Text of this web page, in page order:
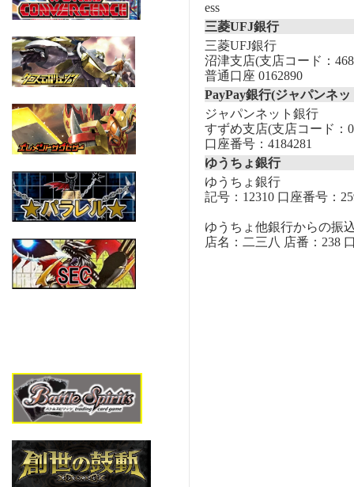
ess
三菱UFJ銀行
三菱UFJ銀行
沼津支店(支店コード：
普通口座 0162890
PayPay銀行(ジャパンネ
ジャパンネット銀行
すずめ支店(支店コード：
口座番号：4184281
ゆうちょ銀行
ゆうちょ銀行
記号：12310 口座番号：
ゆうちょ他銀行からの振
店名：二三八 店番：238